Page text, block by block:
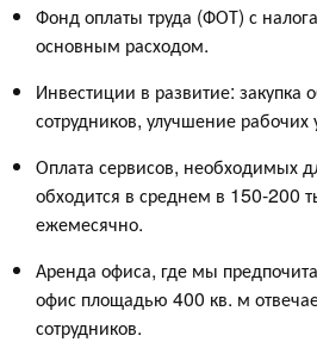
Фонд оплаты труда (ФОТ) с
основным расходом.
Инвестиции в развитие: закупка
сотрудников, улучшение рабочих
Оплата сервисов, необходимых
обходится в среднем в 150-200
ежемесячно.
Аренда офиса, где мы
офис площадью 400 кв. м
сотрудников.